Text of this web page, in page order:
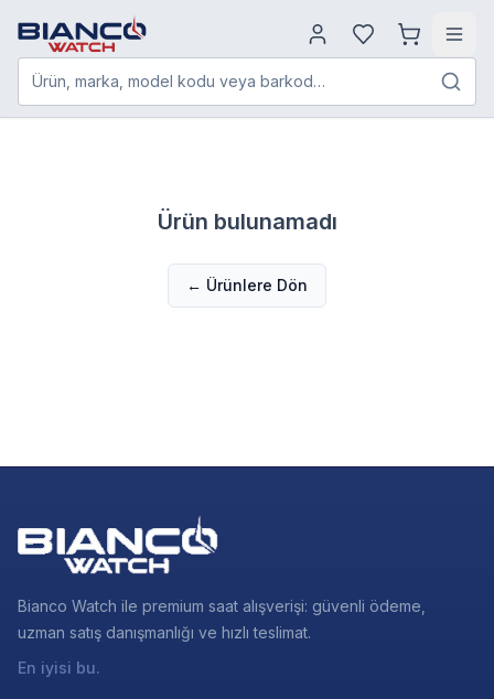
Ürün, marka, model kodu veya barkod…
Ürün bulunamadı
← Ürünlere Dön
Bianco Watch ile premium saat alışverişi: güvenli ödeme,
uzman satış danışmanlığı ve hızlı teslimat.
En iyisi bu.